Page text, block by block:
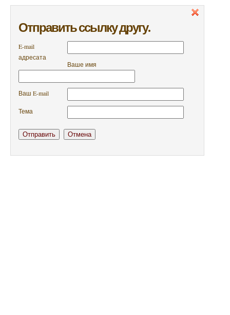
Отправить ссылку другу.
E-mail
адресата
Ваше имя
Ваш E-mail
Тема
Отправить Отмена